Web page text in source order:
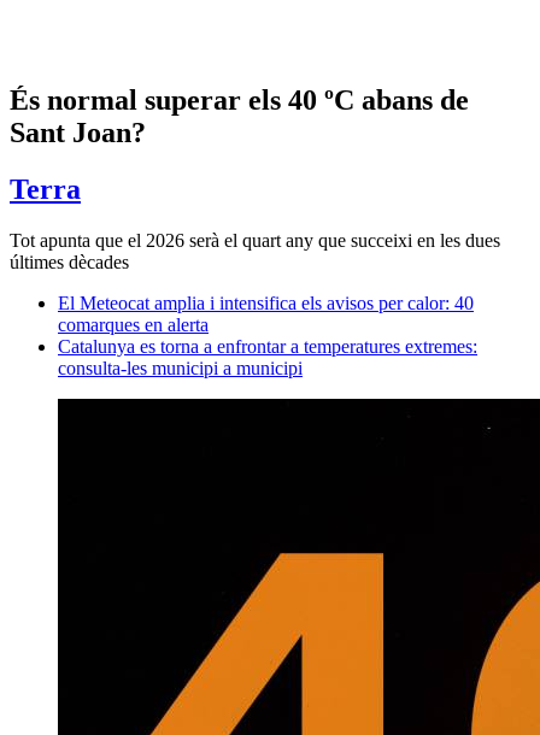
És normal superar els 40 ºC abans de
Sant Joan?
Terra
Tot apunta que el 2026 serà el quart any que succeixi en les dues
últimes dècades
El Meteocat amplia i intensifica els avisos per calor: 40
comarques en alerta
Catalunya es torna a enfrontar a temperatures extremes:
consulta-les municipi a municipi